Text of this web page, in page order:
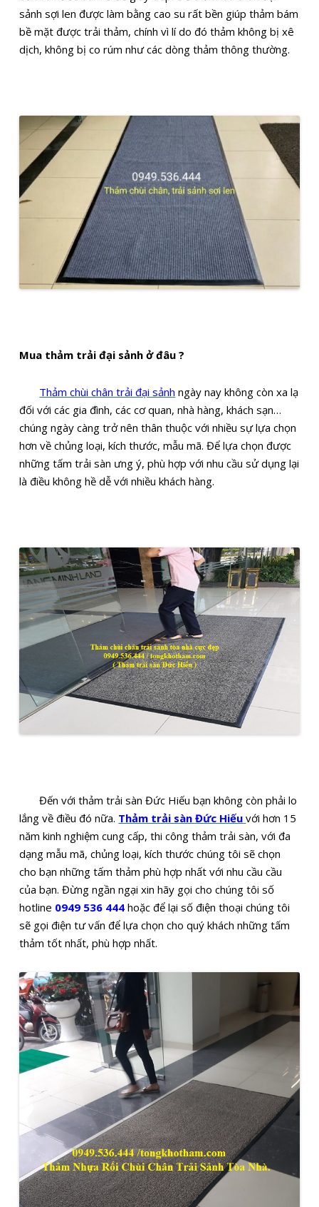
sảnh sợi len được làm bằng cao su rất bền giúp thảm bám
bề mặt được trải thảm, chính vì lí do đó thảm không bị xê
dịch, không bị co rúm như các dòng thảm thông thường.
Mua thảm trải đại sảnh ở đâu ?
Thảm chùi chân trải đại sảnh ngày nay không còn xa lạ
đối với các gia đình, các cơ quan, nhà hàng, khách sạn…
chúng ngày càng trở nên thân thuộc với nhiều sự lựa chọn
hơn về chủng loại, kích thước, mẫu mã. Để lựa chọn được
những tấm trải sàn ưng ý, phù hợp với nhu cầu sử dụng lại
là điều không hề dễ với nhiều khách hàng.
Đến với thảm trải sàn Đức Hiếu bạn không còn phải lo
lắng về điều đó nữa. Thảm trải sàn Đức Hiếu với hơn 15
năm kinh nghiệm cung cấp, thi công thảm trải sàn, với đa
dạng mẫu mã, chủng loại, kích thước chúng tôi sẽ chọn
cho bạn những tấm thảm phù hợp nhất với nhu cầu cầu
của bạn. Đừng ngần ngại xin hãy gọi cho chúng tôi số
hotline 0949 536 444 hoặc để lại số điện thoại chúng tôi
sẽ gọi điện tư vấn để lựa chọn cho quý khách những tấm
thảm tốt nhất, phù hợp nhất.